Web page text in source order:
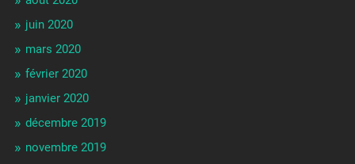
juin 2020
mars 2020
février 2020
janvier 2020
décembre 2019
novembre 2019